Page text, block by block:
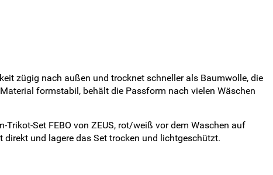
zügig nach außen und trocknet schneller als Baumwolle, die
formstabil, behält die Passform nach vielen Wäschen
Trikot-Set FEBO von ZEUS, rot/weiß vor dem Waschen auf
und lagere das Set trocken und lichtgeschützt.